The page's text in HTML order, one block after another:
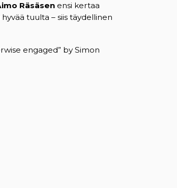
Räsäsen ensi kertaa
tuulta – siis täydellinen
engaged” by Simon